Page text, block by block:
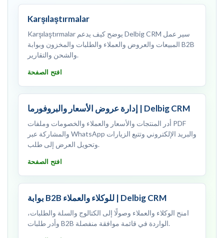
Karşılaştırmalar
Karşılaştırmalar يوضح كيف يدعم Delbig CRM سير عمل
المبيعات والعروض والعملاء والطلبات والمخزون وبوابة B2B
والشحن والتقارير.
افتح الصفحة
إدارة عروض الأسعار والبروفورما | Delbig CRM
أدر المنتجات والأسعار والعملاء والخصومات وملفات PDF
والمشاركة عبر WhatsApp والبريد الإلكتروني وتتبع الزيارات
وتحويل العرض إلى طلب.
افتح الصفحة
بوابة B2B للوكلاء والعملاء | Delbig CRM
امنح الوكلاء والعملاء وصولًا إلى الكتالوج والسلة والطلبات،
وأدر طلبات B2B الواردة في قائمة موافقة منفصلة.